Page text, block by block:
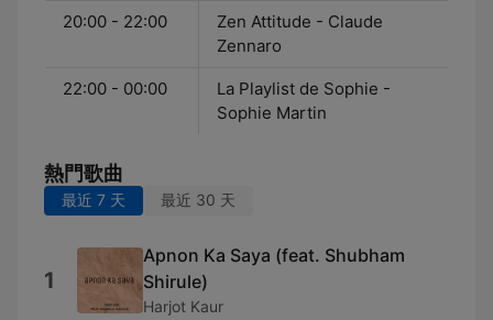
20:00 - 22:00
Zen Attitude - Claude
Zennaro
22:00 - 00:00
La Playlist de Sophie -
Sophie Martin
熱門歌曲
最近 7 天 最近 30 天
1
Apnon Ka Saya (feat. Shubham
Shirule)
Harjot Kaur